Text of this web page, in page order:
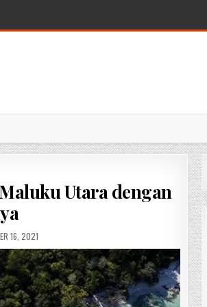
Utara dengan
DATE:
16, 2021